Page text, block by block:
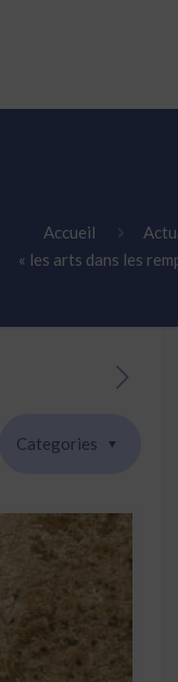
Accueil
« les arts dans les
Categories